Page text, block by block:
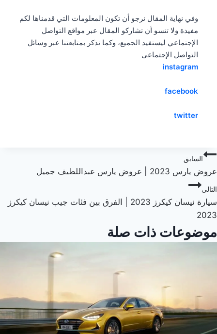
وفي نهاية المقال نرجو أن تكون المعلومات التي قدمناها لكم
مفيدة ولا تنسو أن تشاركو المقال عبر مواقع التواصل
الإجتماعي ليستفيد الجميع، وكما نذكر بمتابعتنا عبر وسائل
التواصل الإجتماعي
instagram
facebook
twitter
تصفّح
المقالات
السابق
عروض يارس 2023 | عروض يارس عبداللطيف جميل
التالي
سيارة نيسان كيكرز 2023 | الفرق بين فئات جيب نيسان كيكرز
2023
موضوعات ذات صلة